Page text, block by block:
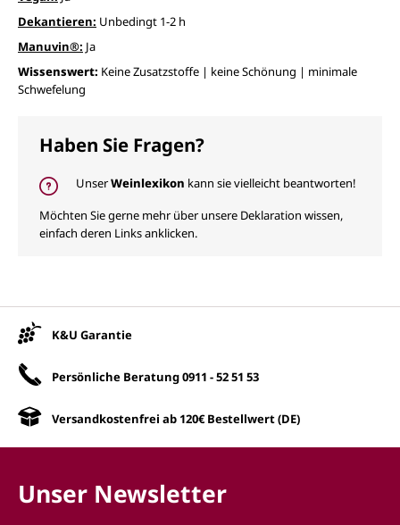
Dekantieren: Unbedingt 1-2 h
Manuvin®: Ja
Wissenswert: Keine Zusatzstoffe | keine Schönung | minimale
Schwefelung
Haben Sie Fragen?
UnserWeinlexikon kann sie vielleicht beantworten!
Möchten Sie gerne mehr über unsere Deklaration wissen,
einfach deren Links anklicken.
K&U Garantie
Persönliche Beratung0911 - 52 51 53
Versandkostenfrei ab 120€ Bestellwert (DE)
Unser Newsletter